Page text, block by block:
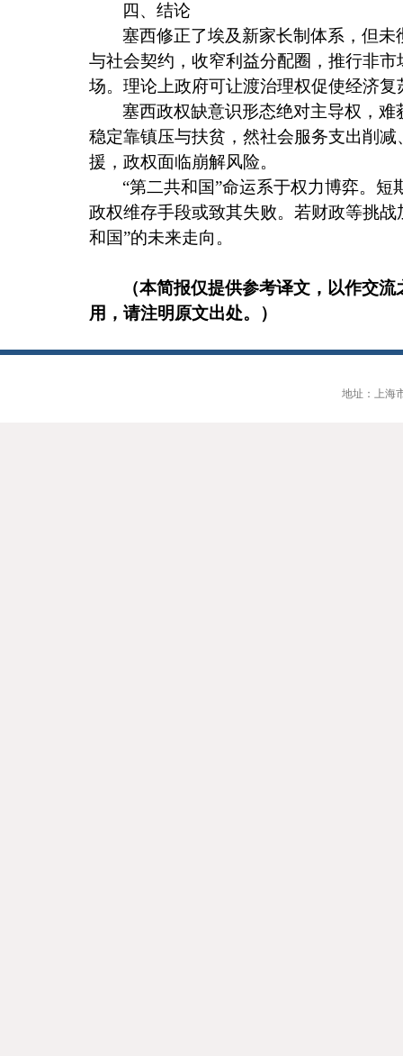
四、结论
塞西修正了埃及新家长制体系，但
与社会契约，收窄利益分配圈，推行非
场。理论上政府可让渡治理权促使经济
塞西政权缺意识形态绝对主导权，
稳定靠镇压与扶贫，然社会服务支出削
援，政权面临崩解风险。
“第二共和国”命运系于权力博弈。
政权维存手段或致其失败。若财政等挑
和国”的未来走向。
（本简报仅提供参考译文，以作交
用，请注明原文出处。）
地址：上海